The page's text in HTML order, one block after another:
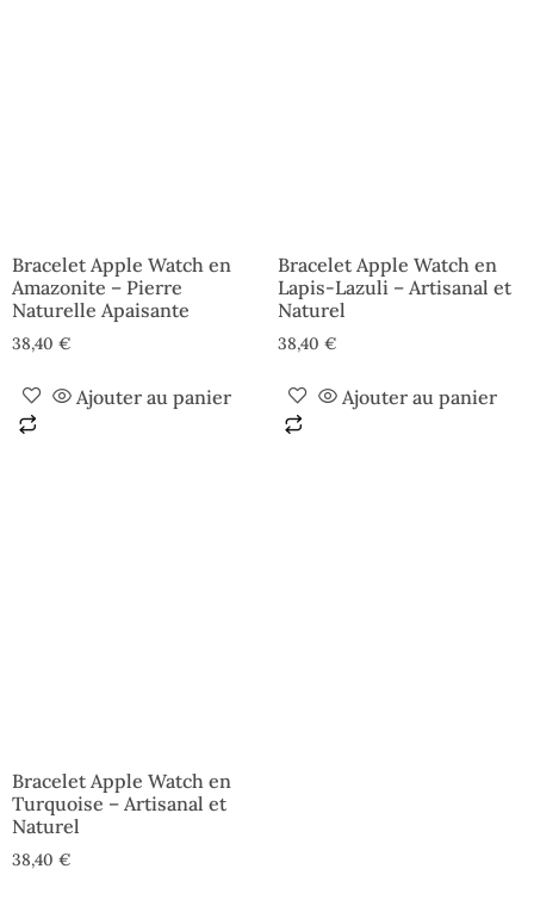
Bracelet Apple Watch en
Amazonite – Pierre
Naturelle Apaisante
38,40 €
Ajouter au panier
Bracelet Apple Watch en
Lapis-Lazuli – Artisanal et
Naturel
38,40 €
Ajouter au panier
Bracelet Apple Watch en
Turquoise – Artisanal et
Naturel
38,40 €